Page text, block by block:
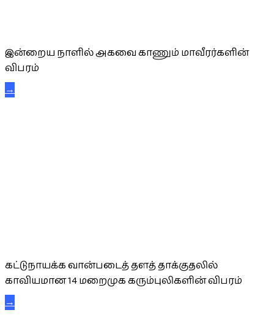
இன்றைய நாளில் அகவை காணும் மாவீரர்களின்
விபரம்
→
கட்டுநாயக்க வான்படைத் தளத் தாக்குதலில்
காவியமான 14 மறைமுக கரும்புலிகளின் விபரம்
→